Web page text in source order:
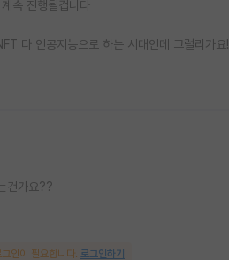
속 진행될겁니다
다 인공지능으로 하는 시대인데 그럴리가요!
건가요??
인이 필요합니다. 로그인하기